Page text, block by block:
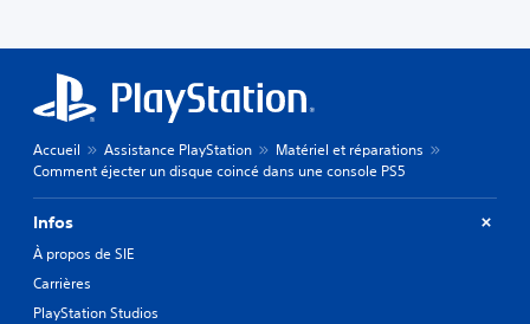
Accueil Assistance PlayStation
Matériel et réparations
Comment éjecter un disque coincé dans une console PS5
Infos
À propos de SIE
Carrières
PlayStation Studios